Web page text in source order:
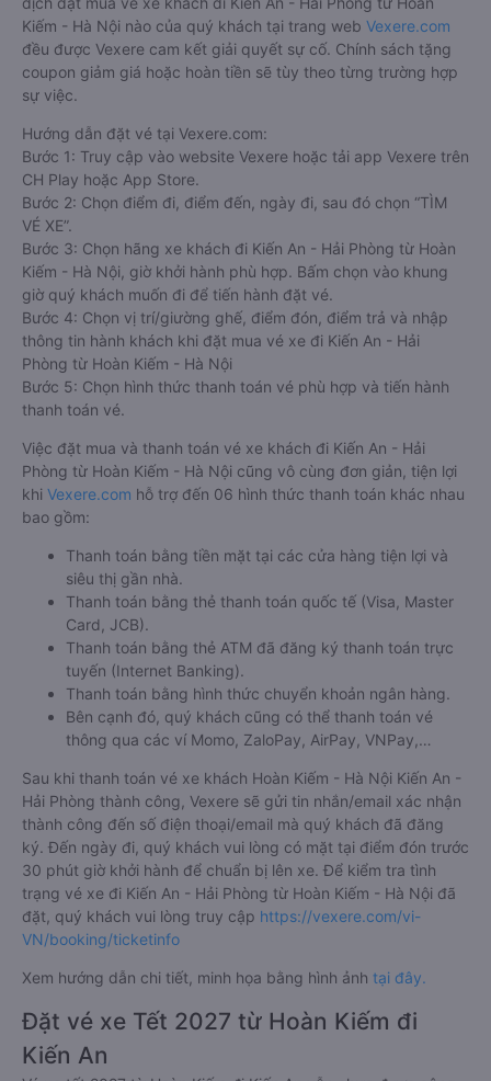
Kiếm - Hà Nội nào của quý khách tại trang web Vexere.com
đều được Vexere cam kết giải quyết sự cố. Chính sách tặng
coupon giảm giá hoặc hoàn tiền sẽ tùy theo từng trường hợp
sự việc.
Hướng dẫn đặt vé tại Vexere.com:
Bước 1: Truy cập vào website Vexere hoặc tải app Vexere trên
CH Play hoặc App Store.
Bước 2: Chọn điểm đi, điểm đến, ngày đi, sau đó chọn “TÌM
VÉ XE”.
Bước 3: Chọn hãng xe khách đi Kiến An - Hải Phòng từ Hoàn
Kiếm - Hà Nội, giờ khởi hành phù hợp. Bấm chọn vào khung
giờ quý khách muốn đi để tiến hành đặt vé.
Bước 4: Chọn vị trí/giường ghế, điểm đón, điểm trả và nhập
thông tin hành khách khi đặt mua vé xe đi Kiến An - Hải
Phòng từ Hoàn Kiếm - Hà Nội
Bước 5: Chọn hình thức thanh toán vé phù hợp và tiến hành
thanh toán vé.
Việc đặt mua và thanh toán vé xe khách đi Kiến An - Hải
Phòng từ Hoàn Kiếm - Hà Nội cũng vô cùng đơn giản, tiện lợi
khi Vexere.com hỗ trợ đến 06 hình thức thanh toán khác nhau
bao gồm:
Thanh toán bằng tiền mặt tại các cửa hàng tiện lợi và
siêu thị gần nhà.
Thanh toán bằng thẻ thanh toán quốc tế (Visa, Master
Card, JCB).
Thanh toán bằng thẻ ATM đã đăng ký thanh toán trực
tuyến (Internet Banking).
Thanh toán bằng hình thức chuyển khoản ngân hàng.
Bên cạnh đó, quý khách cũng có thể thanh toán vé
thông qua các ví Momo, ZaloPay, AirPay, VNPay,…
Sau khi thanh toán vé xe khách Hoàn Kiếm - Hà Nội Kiến An -
Hải Phòng thành công, Vexere sẽ gửi tin nhắn/email xác nhận
thành công đến số điện thoại/email mà quý khách đã đăng
ký. Đến ngày đi, quý khách vui lòng có mặt tại điểm đón trước
30 phút giờ khởi hành để chuẩn bị lên xe. Để kiểm tra tình
trạng vé xe đi Kiến An - Hải Phòng từ Hoàn Kiếm - Hà Nội đã
đặt, quý khách vui lòng truy cập https://vexere.com/vi-
VN/booking/ticketinfo
Xem hướng dẫn chi tiết, minh họa bằng hình ảnh tại đây.
Đặt vé xe Tết 2027 từ Hoàn Kiếm đi
Kiến An